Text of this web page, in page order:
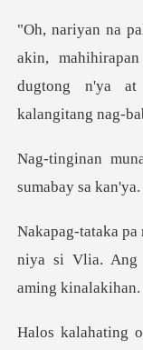
dugtong n'ya
niya si Vlia. Ang